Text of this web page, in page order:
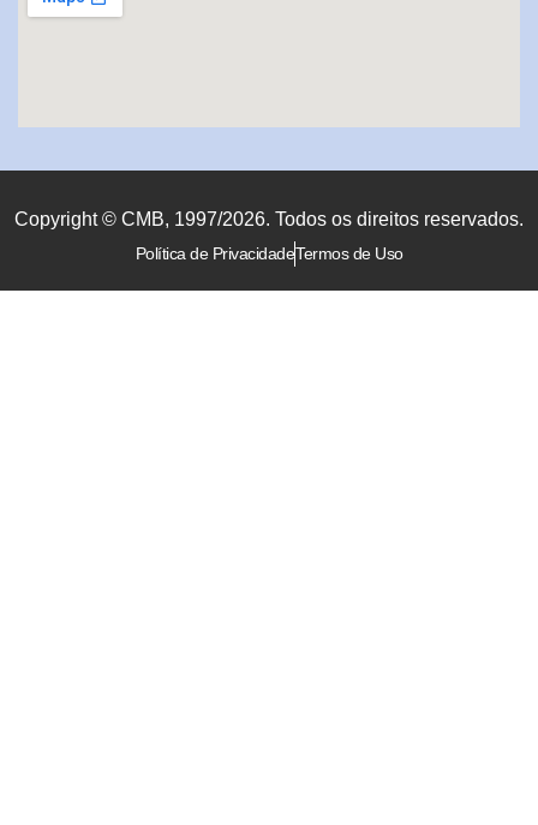
Copyright © CMB, 1997/2026. Todos os direitos reservados.
Política de PrivacidadeTermos de Uso